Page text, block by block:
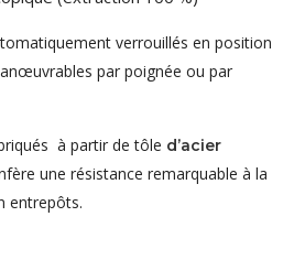
verrouillés en position
par poignée ou par
à partir de tôle d’acier
une résistance remarquable à la
entrepôts.